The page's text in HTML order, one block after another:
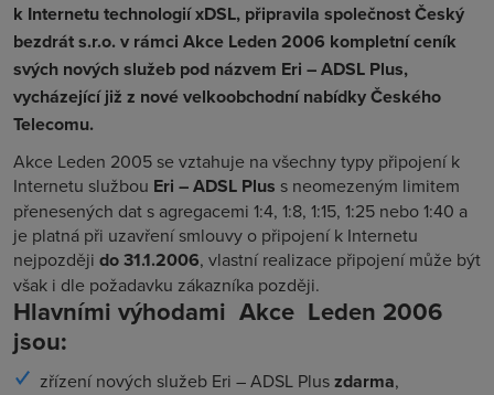
k Internetu technologií xDSL, připravila společnost Český
bezdrát s.r.o. v rámci Akce Leden 2006 kompletní ceník
svých nových služeb pod názvem Eri – ADSL Plus,
vycházející již z nové velkoobchodní nabídky Českého
Telecomu.
Akce Leden 2005 se vztahuje na všechny typy připojení k
Internetu službou Eri – ADSL Plus s neomezeným limitem
přenesených dat s agregacemi 1:4, 1:8, 1:15, 1:25 nebo 1:40 a
je platná při uzavření smlouvy o připojení k Internetu
nejpozději do 31.1.2006, vlastní realizace připojení může být
však i dle požadavku zákazníka později.
Hlavními výhodami Akce Leden 2006
jsou:
zřízení nových služeb Eri – ADSL Pluszdarma,